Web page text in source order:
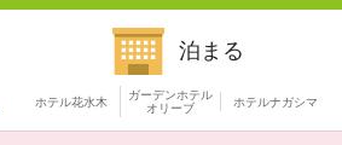
泊まる
ホテル花水木
ガーデンホテル
オリーブ
ホテルナガシマ